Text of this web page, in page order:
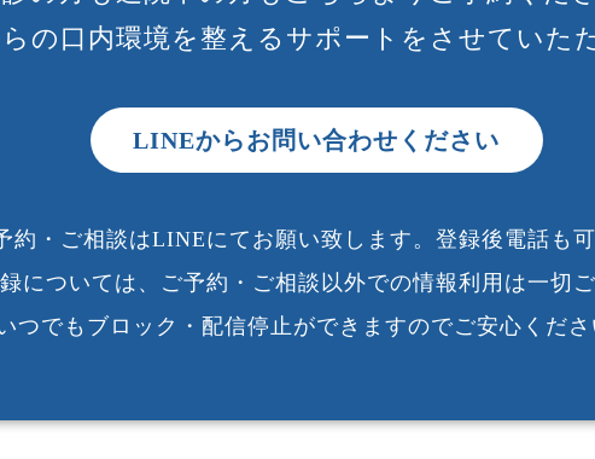
の口内環境を整えるサポートをさせていた
LINEからお問い合わせください
約・ご相談はLINEにてお願い致します。登録後電話も可
については、ご予約・ご相談以外での情報利用は一切ご
つでもブロック・配信停止ができますのでご安心くださ